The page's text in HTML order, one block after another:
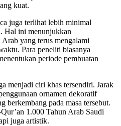
kuat.
juga terlihat lebih minimal
Hal ini menunjukkan
yang terus mengalami
Para peneliti biasanya
periode pembuatan
menjadi ciri khas tersendiri. Jarak
ornamen dekoratif
berkembang pada masa tersebut.
1.000 Tahun Arab Saudi
juga artistik.